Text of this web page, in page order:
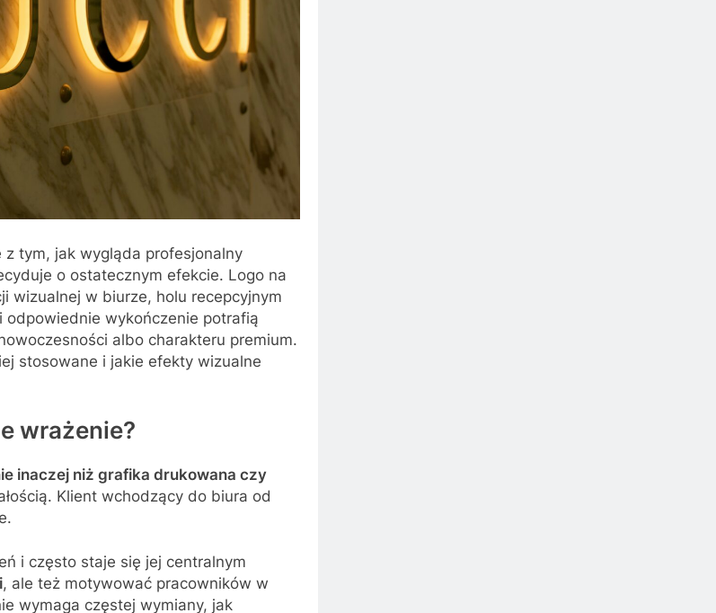
z tym, jak wygląda profesjonalny
o ostatecznym efekcie. Logo na
wizualnej w biurze, holu recepcyjnym
wykończenie potrafią
albo charakteru premium.
stosowane i jakie efekty wizualne
wrażenie?
inaczej niż grafika drukowana czy
Klient wchodzący do biura od
i często staje się jej centralnym
, ale też motywować pracowników w
wymaga częstej wymiany, jak